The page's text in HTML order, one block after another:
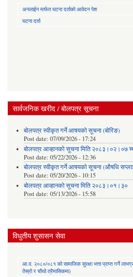
अनलाईन मार्फत घटना दर्ताको आवेदन पेश
घटना दर्ता
सार्वजनिक खरीद / बोलपत्र सूचना
बोलपत्र स्वीकृत गर्ने आषयको सूचना (बोरिङ)
Post date: 07/09/2026 - 17:24
बोलपत्र आव्हानको सूचना मिति २०८३।०२।०७
Post date: 05/22/2026 - 12:36
बोलपत्र स्वीकृत गर्ने आषयको सूचना (औषधि
Post date: 05/20/2026 - 10:15
बोलपत्र आव्हानको सूचना मिति २०८३।०१।३०
Post date: 05/13/2026 - 15:58
विधुतीय शुसासन सेवा
आ.व. २०८०/०८१ को सामाजिक सुरक्षा भत्ता प्राप्त गर्ने
तेस्रो र चौथो त्रैमासिकमा)